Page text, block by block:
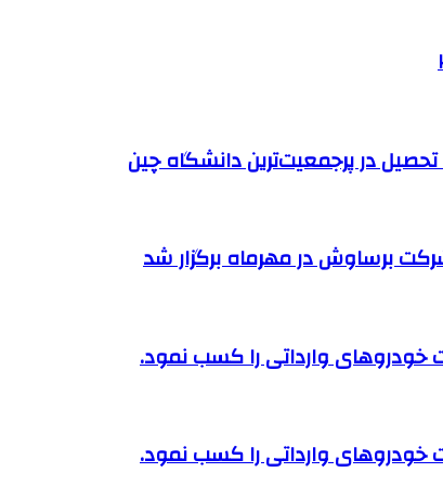
در پرجمعیت‌ترین دانشگاه چین
برساوش در مهرماه برگزار شد
خودروهای وارداتی را کسب نمود.
خودروهای وارداتی را کسب نمود.